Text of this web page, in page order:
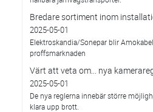
Bredare sortiment inom
2025-05-01
Elektroskandia/Sonepar blir
proffsmarknaden
Värt att veta om... nya
2025-05-01
De nya reglerna innebär större
klara upp brott.